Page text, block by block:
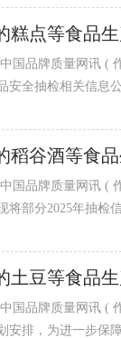
糕点等食品
和国食品安全法》《上海市食品安全条例》等规
安全抽检相关信息
稻谷酒等食
和国食品安全法》及其实施条例等规定，我区开
将部分2025年抽检
土豆等食品
和国食品安全法》及其实施条例等有关规定和山
安排，为进一步保